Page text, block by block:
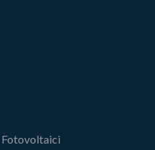
Fotovoltaici